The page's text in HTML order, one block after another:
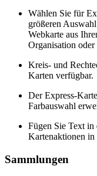
Wählen Sie für
größeren
Webkarte aus
Organisation
Kreis- und
Karten verfügbar.
Der Express-
Farbauswahl
Fügen Sie Text in
Kartenaktionen
Sammlungen